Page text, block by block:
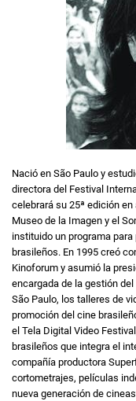
Nació en São Paulo y
directora del Festival
celebrará su 25ª edición en
Museo de la Imagen y el
instituido un programa
brasileños. En 1995 creó
Kinoforum y asumió la
encargada de la gestión
São Paulo, los talleres de
promoción del cine
el Tela Digital Video
brasileños que integra el
compañía productora
cortometrajes, películas
nueva generación de